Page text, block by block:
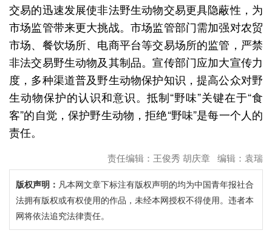
交易的迅速发展使非法野生动物交易更具隐蔽性，为
市场监管带来更大挑战。市场监管部门需加强对农贸
市场、餐饮场所、电商平台等交易场所的监管，严禁
非法交易野生动物及其制品。宣传部门应加大宣传力
度，多种渠道普及野生动物保护知识，提高公众对野
生动物保护的认识和意识。抵制“野味”关键在于“食
客”的自觉，保护野生动物，拒绝“野味”是每一个人的
责任。
责任编辑：王俊秀 胡庆章 编辑：袁瑞
版权声明： 凡本网文章下标注有版权声明的均为中国青年报社合
法拥有版权或有权使用的作品，未经本网授权不得使用。违者本
网将依法追究法律责任。